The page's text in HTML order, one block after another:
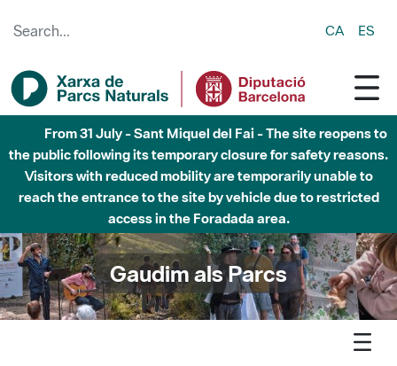
CA ES
Fins al desembre de 2026 - Parc Fluvial Besòs -
Afectacions a la llera del Parc Fluvial del Besòs degut a
obres de construcció d'una passera sobre el riu
Gaudim als Parcs